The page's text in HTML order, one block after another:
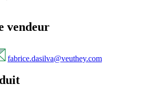
vendeur
fabrice.dasilva@veuthey.com